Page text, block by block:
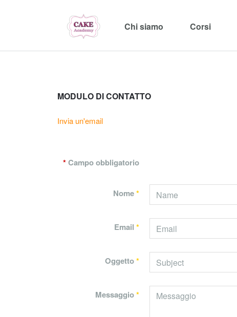
Chi siamo Corsi
MODULO DI CONTATTO
Invia un'email
*Campo obbligatorio
Nome*
Email *
Oggetto*
Messaggio*